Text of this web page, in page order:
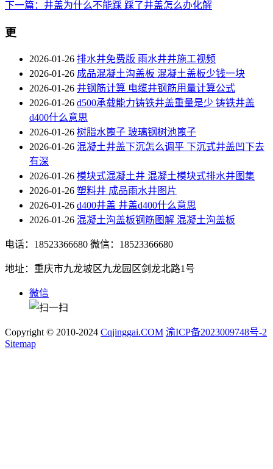
下一篇：井盖为什么不能踩 踩了井盖怎么办化解
更
2026-01-26 排水井免费版 雨水井井施工视频
2026-01-26 成品混凝土沟盖板 混凝土盖板少钱一块
2026-01-26 井钢筋计算 电缆井钢筋用量计算公式
2026-01-26 d500承载能力铸铁井盖重量是少 铸铁井盖
d400什么意思
2026-01-26 树脂水篦子 玻璃钢树池篦子
2026-01-26 混凝土井盖下沉怎么调平 下沉式井盖凹下去
有深
2026-01-26 模块式混凝土井 混凝土模块式排水井图集
2026-01-26 塑料井 成品雨水井图片
2026-01-26 d400井盖 井盖d400什么意思
2026-01-26 混凝土沟盖板钢筋图解 混凝土沟盖板
电话：18523366680 微信：18523366680
地址：重庆市九龙坡区九龙园区剑龙北路1号
微信
Copyright © 2010-2024 Cqjinggai.COM 渝ICP备2023009748号-2
Sitemap